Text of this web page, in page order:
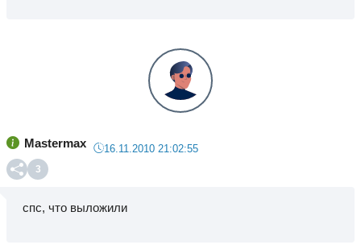
Mastermax 16.11.2010 21:02:55
3
спс, что выложили